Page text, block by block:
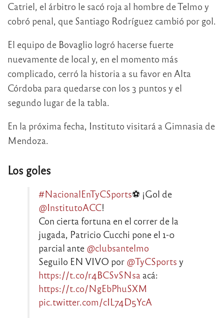
Catriel, el árbitro le sacó roja al hombre de Telmo y
cobró penal, que Santiago Rodríguez cambió por gol.
El equipo de Bovaglio logró hacerse fuerte
nuevamente de local y, en el momento más
complicado, cerró la historia a su favor en Alta
Córdoba para quedarse con los 3 puntos y el
segundo lugar de la tabla.
En la próxima fecha, Instituto visitará a Gimnasia de
Mendoza.
Los goles
#NacionalEnTyCSports⚽ ¡Gol de
@InstitutoACC!
Con cierta fortuna en el correr de la
jugada, Patricio Cucchi pone el 1-0
parcial ante @clubsantelmo
Seguilo EN VIVO por @TyCSports y
https://t.co/r4BCSvSNsa acá:
https://t.co/NgEbPhuSXM
pic.twitter.com/cIL74D5YcA